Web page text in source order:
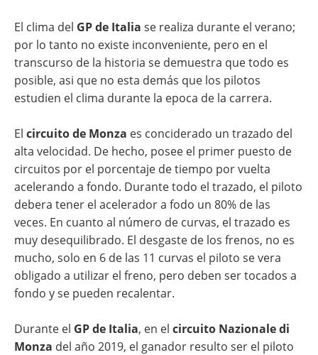
El clima del GP de Italia se realiza durante el verano;
por lo tanto no existe inconveniente, pero en el
transcurso de la historia se demuestra que todo es
posible, asi que no esta demás que los pilotos
estudien el clima durante la epoca de la carrera.
El circuito de Monza es conciderado un trazado del
alta velocidad. De hecho, posee el primer puesto de
circuitos por el porcentaje de tiempo por vuelta
acelerando a fondo. Durante todo el trazado, el piloto
debera tener el acelerador a fodo un 80% de las
veces. En cuanto al número de curvas, el trazado es
muy desequilibrado. El desgaste de los frenos, no es
mucho, solo en 6 de las 11 curvas el piloto se vera
obligado a utilizar el freno, pero deben ser tocados a
fondo y se pueden recalentar.
Durante el GP de Italia, en el circuito Nazionale di
Monza del año 2019, el ganador resulto ser el piloto